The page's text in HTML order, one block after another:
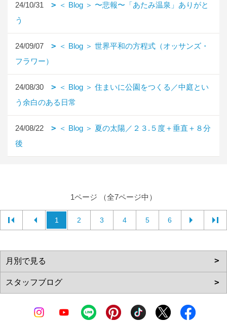
24/10/31
＜ Blog ＞ 〜悲報〜「あたみ温泉」ありがと
う
24/09/07
＜ Blog ＞ 世界平和の方程式（オッサンズ・
フラワー）
24/08/30
＜ Blog ＞ 住まいに公園をつくる／中庭とい
う余白のある日常
24/08/22
＜ Blog ＞ 夏の太陽／２３.５度＋垂直＋８分
後
1ページ （全7ページ中）
1 2 3 4 5 6